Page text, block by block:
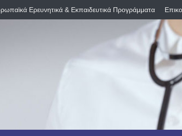
Ερευνητικά & Εκπαιδευτικά Προγράμματα